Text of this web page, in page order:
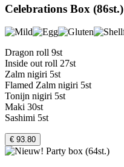
Celebrations Box (86st.)
Dragon roll 9st
Inside out roll 27st
Zalm nigiri 5st
Flamed Zalm nigiri 5st
Tonijn nigiri 5st
Maki 30st
Sashimi 5st
€ 93.80